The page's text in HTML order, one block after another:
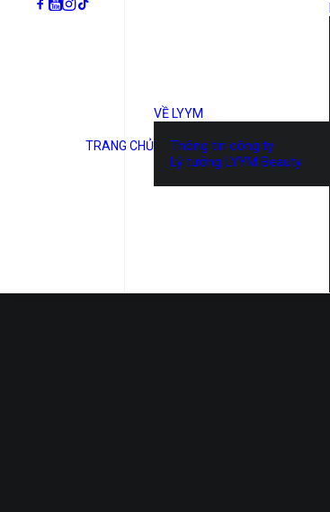
TRANG CHỦ
VỀ LYYM
Thông tin công ty
Lý tưởng LYYM Beauty